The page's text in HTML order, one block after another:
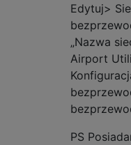
Edytuj>
„Nazwa
Airport
PS